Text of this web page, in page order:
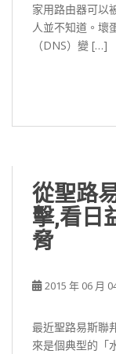
家用路由器可以
人並不知道。壞
（DNS）變 […]
從聖路
擊,看日
脅
2015 年 06 月
最近聖路易斯聯
來是個典型的「